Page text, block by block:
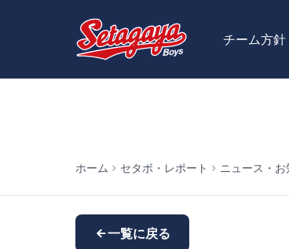
チーム方針
ホーム セタボ・レポート ニュース・
一覧に戻る